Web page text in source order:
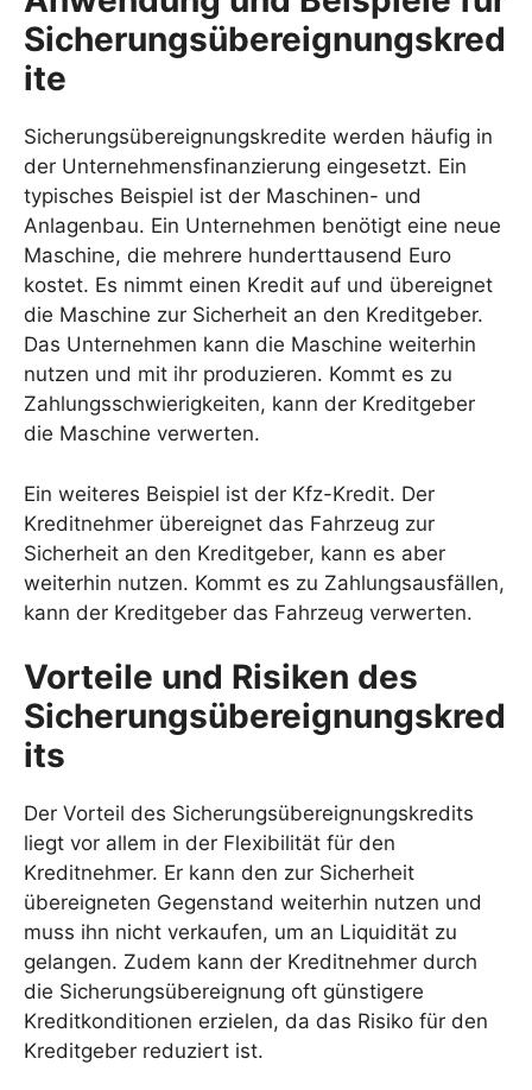
Sicherungsübereignungskred
ite
Sicherungsübereignungskredite werden häufig in
der Unternehmensfinanzierung eingesetzt. Ein
typisches Beispiel ist der Maschinen- und
Anlagenbau. Ein Unternehmen benötigt eine neue
Maschine, die mehrere hunderttausend Euro
kostet. Es nimmt einen Kredit auf und übereignet
die Maschine zur Sicherheit an den Kreditgeber.
Das Unternehmen kann die Maschine weiterhin
nutzen und mit ihr produzieren. Kommt es zu
Zahlungsschwierigkeiten, kann der Kreditgeber
die Maschine verwerten.
Ein weiteres Beispiel ist der Kfz-Kredit. Der
Kreditnehmer übereignet das Fahrzeug zur
Sicherheit an den Kreditgeber, kann es aber
weiterhin nutzen. Kommt es zu Zahlungsausfällen,
kann der Kreditgeber das Fahrzeug verwerten.
Vorteile und Risiken des
Sicherungsübereignungskred
its
Der Vorteil des Sicherungsübereignungskredits
liegt vor allem in der Flexibilität für den
Kreditnehmer. Er kann den zur Sicherheit
übereigneten Gegenstand weiterhin nutzen und
muss ihn nicht verkaufen, um an Liquidität zu
gelangen. Zudem kann der Kreditnehmer durch
die Sicherungsübereignung oft günstigere
Kreditkonditionen erzielen, da das Risiko für den
Kreditgeber reduziert ist.